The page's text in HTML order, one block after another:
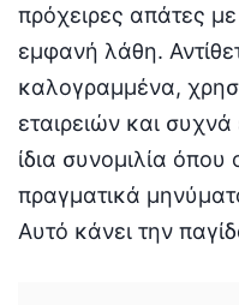
πρόχειρες απάτες
εμφανή λάθη.
καλογραμμένα,
εταιρειών και
ίδια συνομιλία
πραγματικά
Αυτό κάνει την